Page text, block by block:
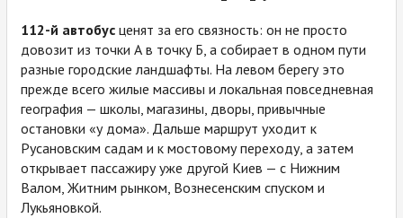
112-й автобус ценят за его связность: он не просто
довозит из точки А в точку Б, а собирает в одном пути
разные городские ландшафты. На левом берегу это
прежде всего жилые массивы и локальная повседневная
география — школы, магазины, дворы, привычные
остановки «у дома». Дальше маршрут уходит к
Русановским садам и к мостовому переходу, а затем
открывает пассажиру уже другой Киев — с Нижним
Валом, Житним рынком, Вознесенским спуском и
Лукьяновкой.